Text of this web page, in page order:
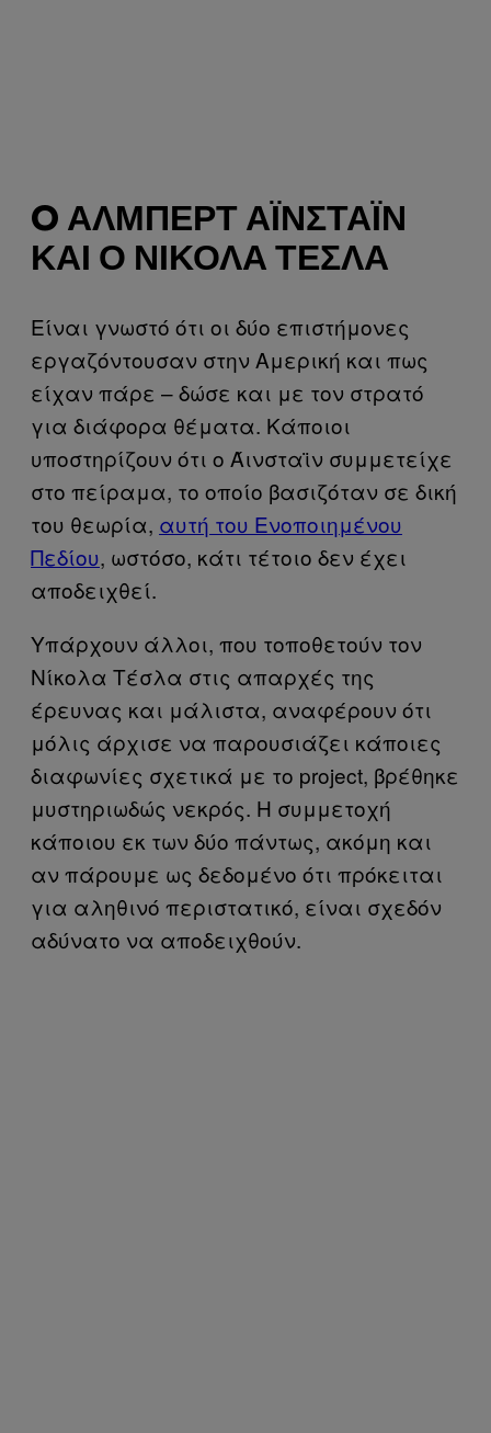
O ΆΛΜΠΕΡΤ ΆΙΝΣΤΑΪΝ
ΚΑΙ Ο ΝΊΚΟΛΑ ΤΈΣΛΑ
Είναι γνωστό ότι οι δύο επιστήμονες
εργαζόντουσαν στην Αμερική και πως
είχαν πάρε – δώσε και με τον στρατό
για διάφορα θέματα. Κάποιοι
υποστηρίζουν ότι ο Άινσταϊν συμμετείχε
στο πείραμα, το οποίο βασιζόταν σε δική
του θεωρία, αυτή του Ενοποιημένου
Πεδίου, ωστόσο, κάτι τέτοιο δεν έχει
αποδειχθεί.
Υπάρχουν άλλοι, που τοποθετούν τον
Νίκολα Τέσλα στις απαρχές της
έρευνας και μάλιστα, αναφέρουν ότι
μόλις άρχισε να παρουσιάζει κάποιες
διαφωνίες σχετικά με το project, βρέθηκε
μυστηριωδώς νεκρός. Η συμμετοχή
κάποιου εκ των δύο πάντως, ακόμη και
αν πάρουμε ως δεδομένο ότι πρόκειται
για αληθινό περιστατικό, είναι σχεδόν
αδύνατο να αποδειχθούν.